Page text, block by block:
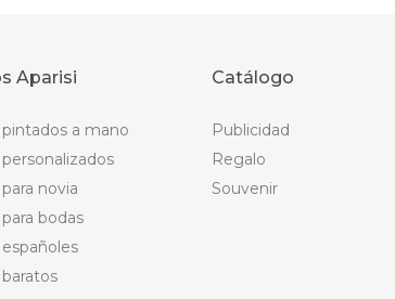
Aparisi
a mano
novia
bodas
Catálogo
Publicidad
Regalo
Souvenir